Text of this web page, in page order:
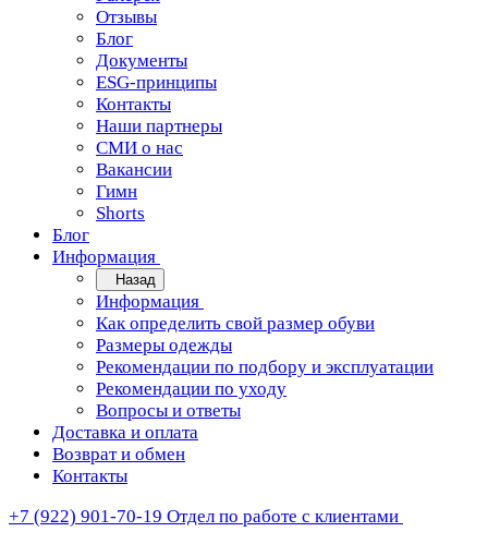
Отзывы
Блог
Документы
ESG-принципы
Контакты
Наши партнеры
СМИ о нас
Вакансии
Гимн
Shorts
Блог
Информация
Назад
Информация
Как определить свой размер обуви
Размеры одежды
Рекомендации по подбору и эксплуатации
Рекомендации по уходу
Вопросы и ответы
Доставка и оплата
Возврат и обмен
Контакты
+7 (922) 901-70-19 Отдел по работе с клиентами